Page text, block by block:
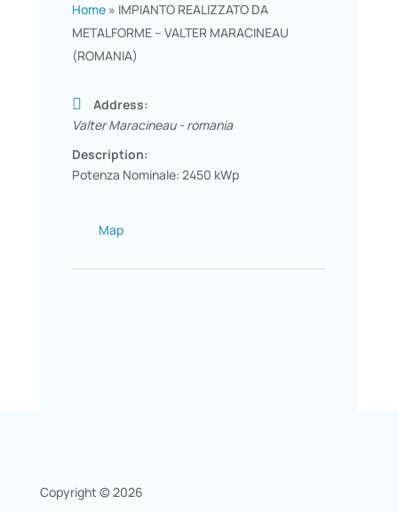
Home» IMPIANTO REALIZZATO DA
METALFORME – VALTER MARACINEAU
(ROMANIA)
Address:
Valter Maracineau - romania
Description:
Potenza Nominale: 2450 kWp
Map
Copyright © 2026